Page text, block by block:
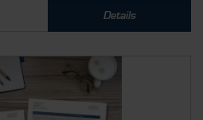
Details